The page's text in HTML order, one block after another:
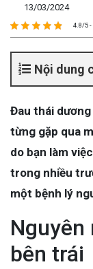
13/03/2024
4.8/5
Nội dung
Đau thái
từng gặp qua
do bạn làm
trong nhiều
một bệnh lý
bên trái